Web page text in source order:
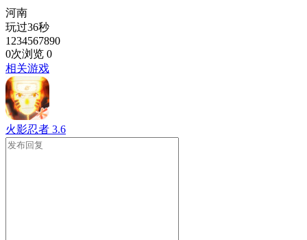
河南
玩过36秒
1234567890
0次浏览 0
相关游戏
火影忍者 3.6